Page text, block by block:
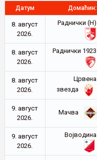
Датум Домаћин:
8. август
2026.
Раднички (Н)
8. август
2026.
Раднички 1923
8. август
2026.
Црвена
звезда
9. август
2026.
Мачва
9. август
2026.
Војводина